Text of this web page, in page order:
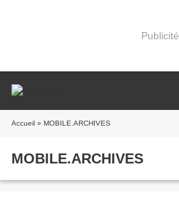
Publicité
Accueil » MOBILE.ARCHIVES
MOBILE.ARCHIVES